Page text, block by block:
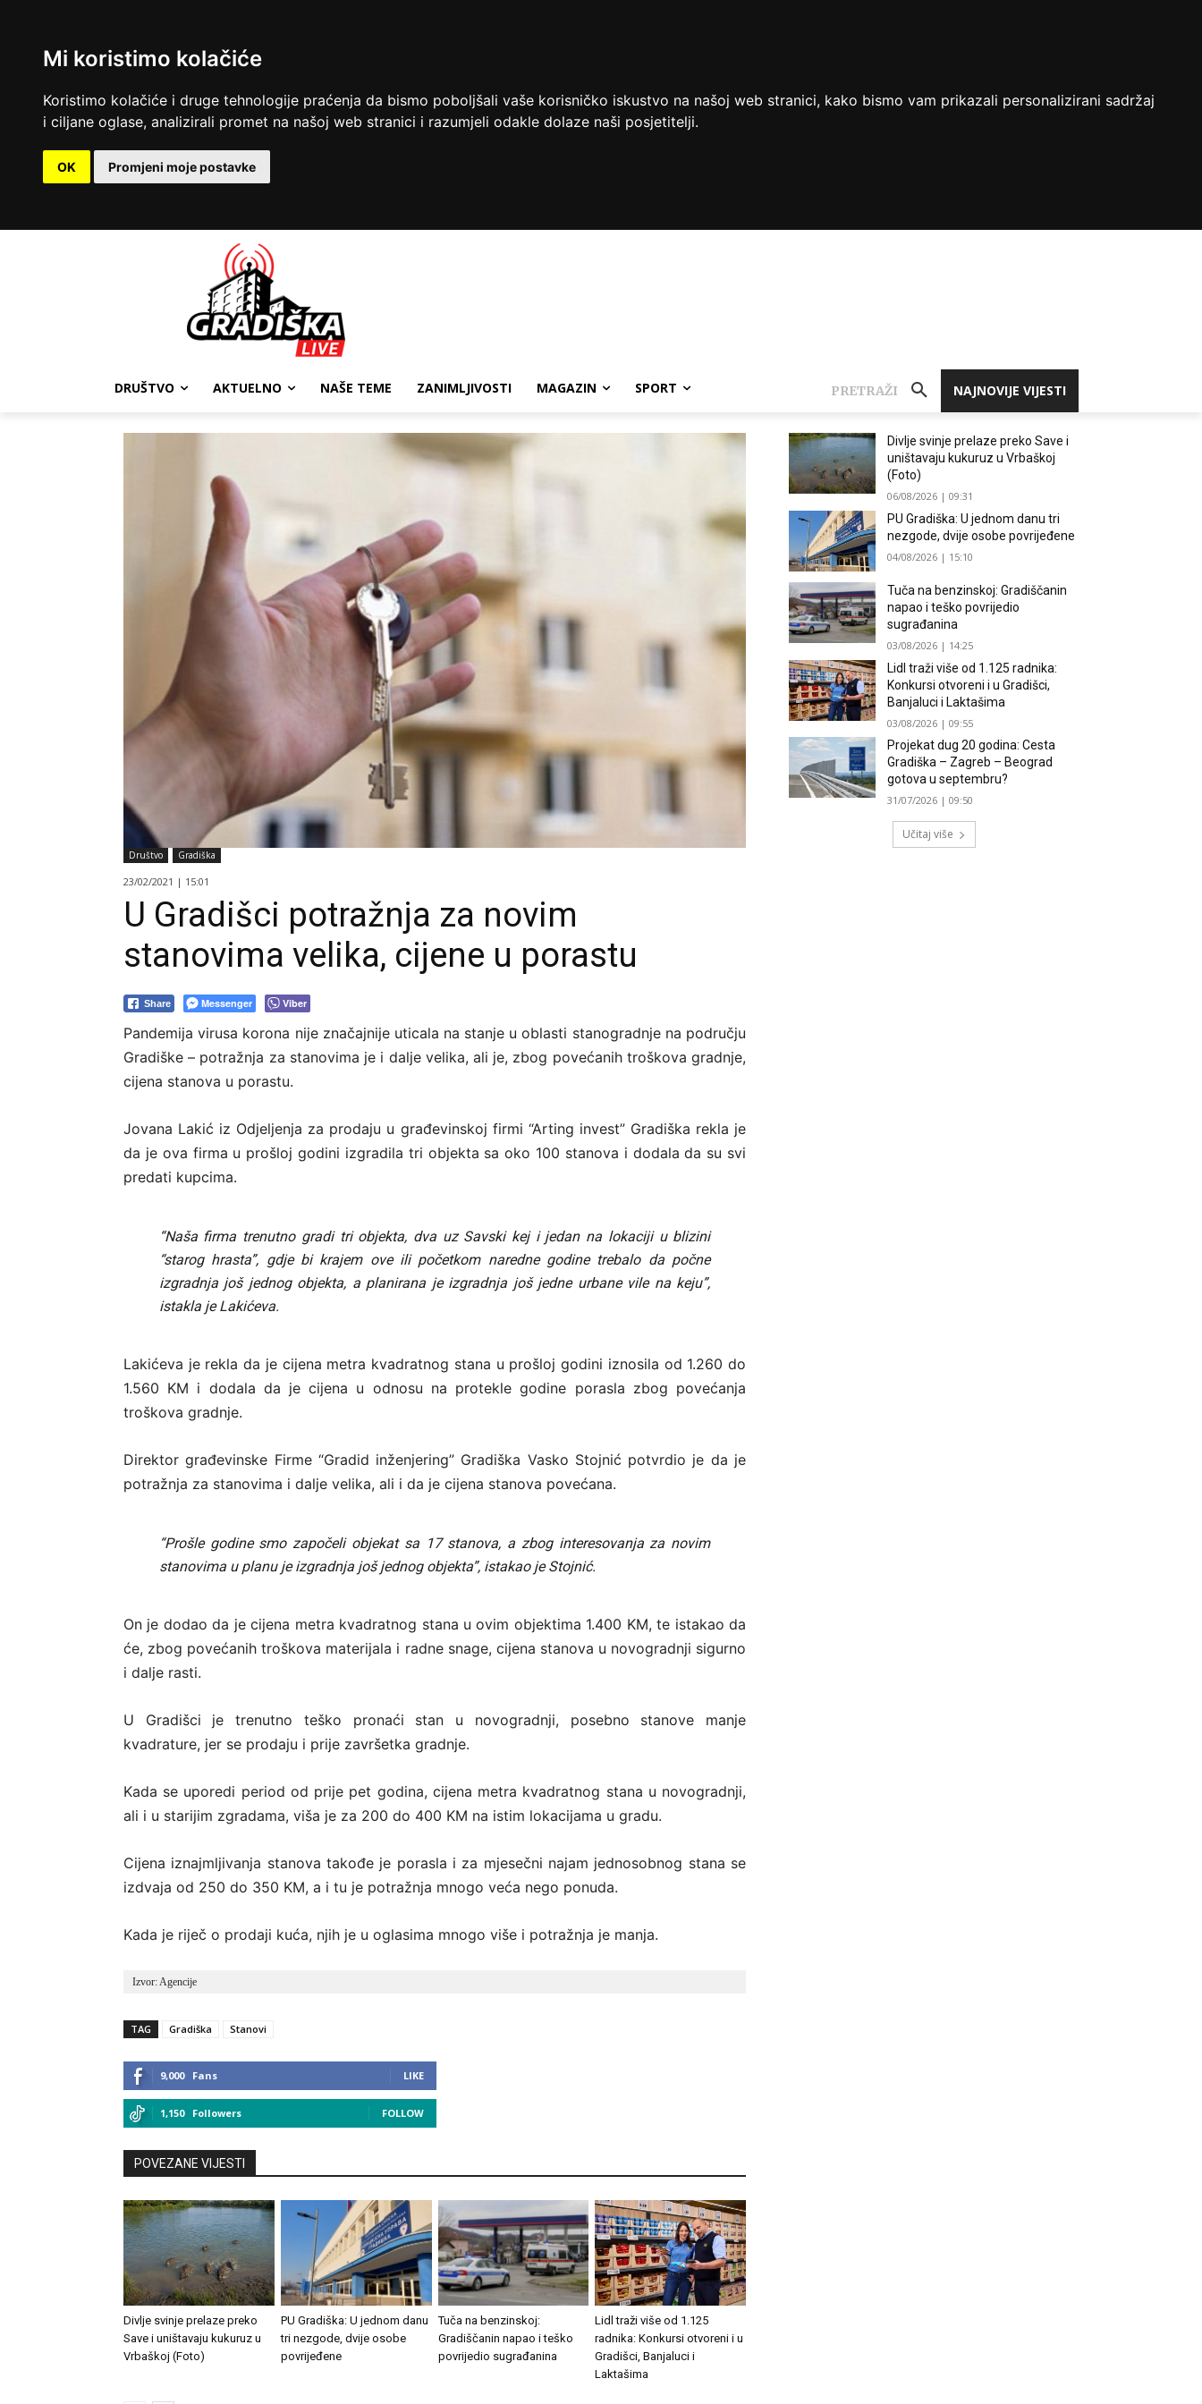
Mi koristimo kolačiće
Koristimo kolačiće i druge tehnologije praćenja da bismo poboljšali vaše korisničko iskustvo na našoj web stranici, kako bismo vam prikazali personalizirani sadržaj
i ciljane oglase, analizirali promet na našoj web stranici i razumjeli odakle dolaze naši posjetitelji.
OK Promjeni moje postavke
DRUŠTVO AKTUELNO NAŠE TEME ZANIMLJIVOSTI MAGAZIN SPORT NAJNOVIJE VIJESTI
PRETRAŽI
Društvo Gradiška
23/02/2021 | 15:01
U Gradišci potražnja za novim
stanovima velika, cijene u porastu
Share Messenger Viber
Pandemija virusa korona nije značajnije uticala na stanje u oblasti stanogradnje na području
Gradiške – potražnja za stanovima je i dalje velika, ali je, zbog povećanih troškova gradnje,
cijena stanova u porastu.
Jovana Lakić iz Odjeljenja za prodaju u građevinskoj firmi “Arting invest” Gradiška rekla je
da je ova firma u prošloj godini izgradila tri objekta sa oko 100 stanova i dodala da su svi
predati kupcima.
“Naša firma trenutno gradi tri objekta, dva uz Savski kej i jedan na lokaciji u blizini
“starog hrasta”, gdje bi krajem ove ili početkom naredne godine trebalo da počne
izgradnja još jednog objekta, a planirana je izgradnja još jedne urbane vile na keju”,
istakla je Lakićeva.
Lakićeva je rekla da je cijena metra kvadratnog stana u prošloj godini iznosila od 1.260 do
1.560 KM i dodala da je cijena u odnosu na protekle godine porasla zbog povećanja
troškova gradnje.
Direktor građevinske Firme “Gradid inženjering” Gradiška Vasko Stojnić potvrdio je da je
potražnja za stanovima i dalje velika, ali i da je cijena stanova povećana.
“Prošle godine smo započeli objekat sa 17 stanova, a zbog interesovanja za novim
stanovima u planu je izgradnja još jednog objekta”, istakao je Stojnić.
On je dodao da je cijena metra kvadratnog stana u ovim objektima 1.400 KM, te istakao da
će, zbog povećanih troškova materijala i radne snage, cijena stanova u novogradnji sigurno
i dalje rasti.
U Gradišci je trenutno teško pronaći stan u novogradnji, posebno stanove manje
kvadrature, jer se prodaju i prije završetka gradnje.
Kada se uporedi period od prije pet godina, cijena metra kvadratnog stana u novogradnji,
ali i u starijim zgradama, viša je za 200 do 400 KM na istim lokacijama u gradu.
Cijena iznajmljivanja stanova takođe je porasla i za mjesečni najam jednosobnog stana se
izdvaja od 250 do 350 KM, a i tu je potražnja mnogo veća nego ponuda.
Kada je riječ o prodaji kuća, njih je u oglasima mnogo više i potražnja je manja.
Izvor: Agencije
TAG Gradiška Stanovi
9,000 Fans LIKE
1,150 Followers FOLLOW
POVEZANE VIJESTI
Divlje svinje prelaze preko
Save i uništavaju kukuruz u
Vrbaškoj (Foto)
PU Gradiška: U jednom danu
tri nezgode, dvije osobe
povrijeđene
Tuča na benzinskoj:
Gradiščanin napao i teško
povrijedio sugrađanina
Lidl traži više od 1.125
radnika: Konkursi otvoreni i u
Gradišci, Banjaluci i
Laktašima
Divlje svinje prelaze preko Save i
uništavaju kukuruz u Vrbaškoj
(Foto)
06/08/2026 | 09:31
PU Gradiška: U jednom danu tri
nezgode, dvije osobe povrijeđene
04/08/2026 | 15:10
Tuča na benzinskoj: Gradiščanin
napao i teško povrijedio
sugrađanina
03/08/2026 | 14:25
Lidl traži više od 1.125 radnika:
Konkursi otvoreni i u Gradišci,
Banjaluci i Laktašima
03/08/2026 | 09:55
Projekat dug 20 godina: Cesta
Gradiška – Zagreb – Beograd
gotova u septembru?
31/07/2026 | 09:50
Učitaj više